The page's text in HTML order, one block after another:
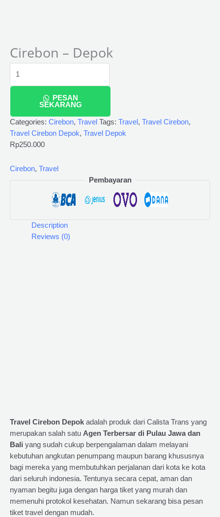
Cirebon – Depok
PESAN
SEKARANG
Categories: Cirebon, Travel Tags: Travel , Travel Cirebon,
Travel Cirebon Depok, Travel Depok
Rp250.000
Cirebon, Travel
Pembayaran
Description
Reviews (0)
Travel Cirebon Depok adalah produk dari Calista Trans yang
merupakan salah satu Agen Terbersar di Pulau Jawa dan
Bali yang sudah cukup berpengalaman dalam melayani
kebutuhan angkutan penumpang maupun barang khususnya
bagi mereka yang membutuhkan perjalanan dari kota ke kota
dari seluruh indonesia. Tentunya secara cepat, aman dan
nyaman begitu juga dengan harga tiket yang murah dan
memenuhi protokol kesehatan. Namun sekarang bisa pesan
tiket travel dengan mudah.